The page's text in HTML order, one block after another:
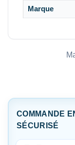
Marque
COMMANDE
SÉCURISÉ